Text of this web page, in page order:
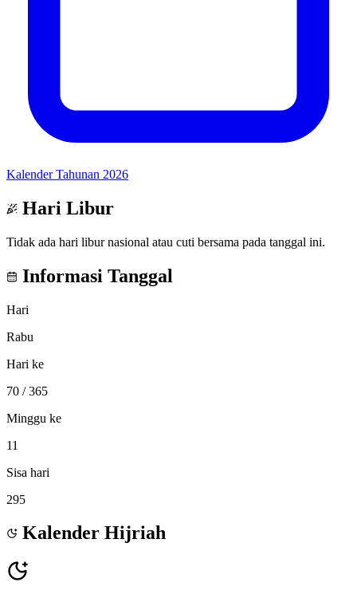
Kalender Tahunan 2026
Hari Libur
Tidak ada hari libur nasional atau cuti bersama pada tanggal ini.
Informasi Tanggal
Hari
Rabu
Hari ke
70 / 365
Minggu ke
11
Sisa hari
295
Kalender Hijriah